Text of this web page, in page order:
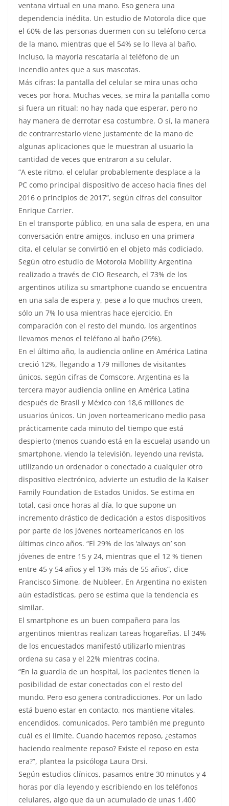
ventana virtual en una mano. Eso genera una
dependencia inédita. Un estudio de Motorola dice que
el 60% de las personas duermen con su teléfono cerca
de la mano, mientras que el 54% se lo lleva al baño.
Incluso, la mayoría rescataría al teléfono de un
incendio antes que a sus mascotas.
Más cifras: la pantalla del celular se mira unas ocho
veces por hora. Muchas veces, se mira la pantalla como
si fuera un ritual: no hay nada que esperar, pero no
hay manera de derrotar esa costumbre. O sí, la manera
de contrarrestarlo viene justamente de la mano de
algunas aplicaciones que le muestran al usuario la
cantidad de veces que entraron a su celular.
“A este ritmo, el celular probablemente desplace a la
PC como principal dispositivo de acceso hacia fines del
2016 o principios de 2017”, según cifras del consultor
Enrique Carrier.
En el transporte público, en una sala de espera, en una
conversación entre amigos, incluso en una primera
cita, el celular se convirtió en el objeto más codiciado.
Según otro estudio de Motorola Mobility Argentina
realizado a través de CIO Research, el 73% de los
argentinos utiliza su smartphone cuando se encuentra
en una sala de espera y, pese a lo que muchos creen,
sólo un 7% lo usa mientras hace ejercicio. En
comparación con el resto del mundo, los argentinos
llevamos menos el teléfono al baño (29%).
En el último año, la audiencia online en América Latina
creció 12%, llegando a 179 millones de visitantes
únicos, según cifras de Comscore. Argentina es la
tercera mayor audiencia online en América Latina
después de Brasil y México con 18,6 millones de
usuarios únicos. Un joven norteamericano medio pasa
prácticamente cada minuto del tiempo que está
despierto (menos cuando está en la escuela) usando un
smartphone, viendo la televisión, leyendo una revista,
utilizando un ordenador o conectado a cualquier otro
dispositivo electrónico, advierte un estudio de la Kaiser
Family Foundation de Estados Unidos. Se estima en
total, casi once horas al día, lo que supone un
incremento drástico de dedicación a estos dispositivos
por parte de los jóvenes norteamericanos en los
últimos cinco años. “El 29% de los ‘always on’ son
jóvenes de entre 15 y 24, mientras que el 12 % tienen
entre 45 y 54 años y el 13% más de 55 años”, dice
Francisco Simone, de Nubleer. En Argentina no existen
aún estadísticas, pero se estima que la tendencia es
similar.
El smartphone es un buen compañero para los
argentinos mientras realizan tareas hogareñas. El 34%
de los encuestados manifestó utilizarlo mientras
ordena su casa y el 22% mientras cocina.
“En la guardia de un hospital, los pacientes tienen la
posibilidad de estar conectados con el resto del
mundo. Pero eso genera contradicciones. Por un lado
está bueno estar en contacto, nos mantiene vitales,
encendidos, comunicados. Pero también me pregunto
cuál es el límite. Cuando hacemos reposo, ¿estamos
haciendo realmente reposo? Existe el reposo en esta
era?”, plantea la psicóloga Laura Orsi.
Según estudios clínicos, pasamos entre 30 minutos y 4
horas por día leyendo y escribiendo en los teléfonos
celulares, algo que da un acumulado de unas 1.400